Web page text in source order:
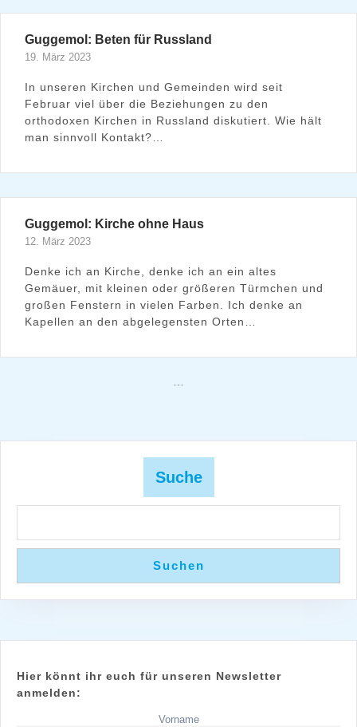
Guggemol: Beten für Russland
19. März 2023
In unseren Kirchen und Gemeinden wird seit
Februar viel über die Beziehungen zu den
orthodoxen Kirchen in Russland diskutiert. Wie hält
man sinnvoll Kontakt?…
Guggemol: Kirche ohne Haus
12. März 2023
Denke ich an Kirche, denke ich an ein altes
Gemäuer, mit kleinen oder größeren Türmchen und
großen Fenstern in vielen Farben. Ich denke an
Kapellen an den abgelegensten Orten…
Suche
Suchen
Hier könnt ihr euch für unseren Newsletter
anmelden:
Vorname